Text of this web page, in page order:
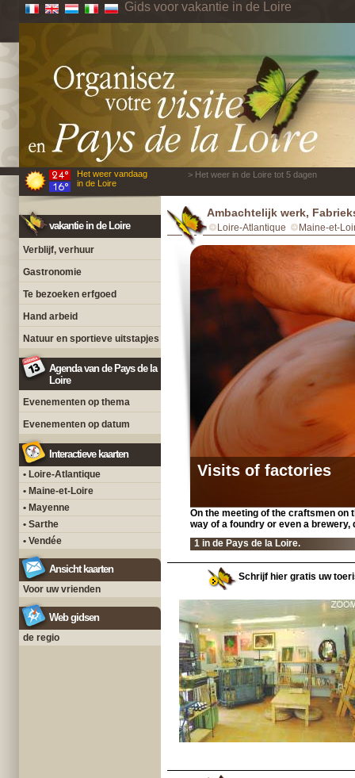
Gids voor vakantie in de Loire
Het weer vandaag
in de Loire
> Het weer in de Loire tot 5 dagen
vakantie in de Loire
Verblijf, verhuur
Gastronomie
Te bezoeken erfgoed
Hand arbeid
Natuur en sportieve uitstapjes
Agenda van de Pays de la
Loire
Evenementen op thema
Evenementen op datum
Interactieve kaarten
• Loire-Atlantique
• Maine-et-Loire
• Mayenne
• Sarthe
• Vendée
Ansicht kaarten
Voor uw vrienden
Web gidsen
de regio
Ambachtelijk werk,
Loire-Atlantique Maine-et-
Visits of factories
On the meeting of the craftsmen on
way of a foundry or even a
1 in de Pays de la Loire.
Schrijf hier gratis uw